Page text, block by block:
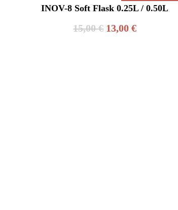
50,00 €.45,00 €.
INOV-8 Soft Flask 0.25L / 0.50L
15,00€ O
13,00€O